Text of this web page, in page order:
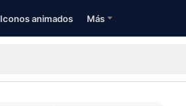
Iconos animados Más